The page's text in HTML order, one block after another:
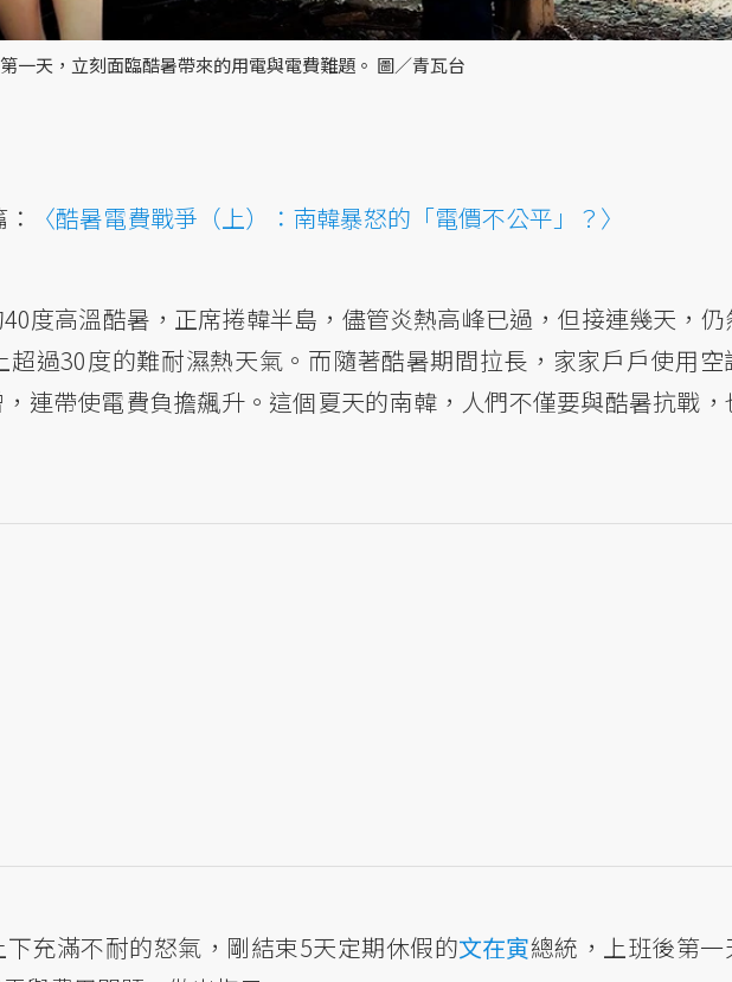
一天，立刻面臨酷暑帶來的用電與電費難題。 圖／青瓦台
〈酷暑電費戰爭（上）：南韓暴怒的「電價不公平」？〉
度高溫酷暑，正席捲韓半島，儘管炎熱高峰已過，但接連幾天，仍
超過30度的難耐濕熱天氣。而隨著酷暑期間拉長，家家戶戶使用空
連帶使電費負擔飆升。這個夏天的南韓，人們不僅要與酷暑抗戰，
充滿不耐的怒氣，剛結束5天定期休假的文在寅總統，上班後第一